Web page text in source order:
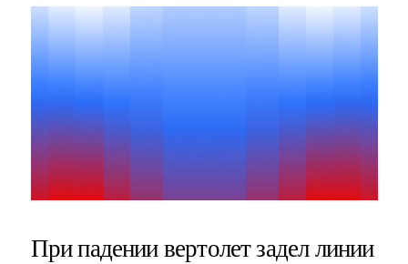
При падении вертолет задел линии